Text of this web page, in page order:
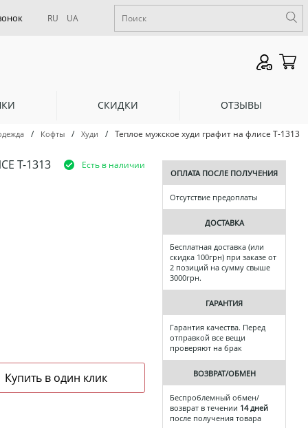
RU UA
СКИДКИ ОТЗЫВЫ
/ Кофты / Худи / Теплое мужское худи графит на флисе Т-1313
Т-1313 Есть в наличии
ОПЛАТА ПОСЛЕ ПОЛУЧЕНИЯ
Отсутствие предоплаты
ДОСТАВКА
Бесплатная доставка (или
скидка 100грн) при заказе от
2 позиций на сумму свыше
3000грн.
ГАРАНТИЯ
Гарантия качества. Перед
отправкой все вещи
проверяют на брак
ВОЗВРАТ/ОБМЕН
Беспроблемный обмен/
возврат в течении 14 дней
после получения товара